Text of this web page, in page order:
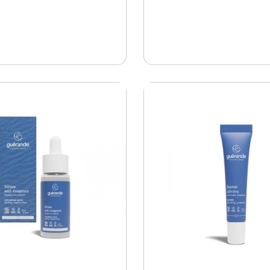
Kupi Kupi